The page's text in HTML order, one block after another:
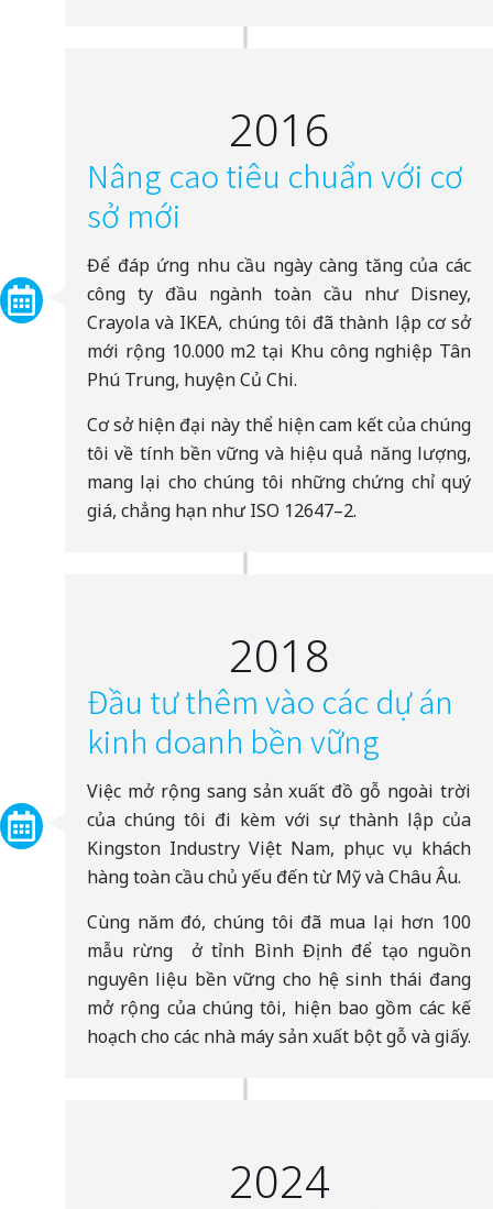
2016
Nâng cao tiêu chuẩn với cơ
sở mới
Để đáp ứng nhu cầu ngày càng tăng của các
công ty đầu ngành toàn cầu như Disney,
Crayola và IKEA, chúng tôi đã thành lập cơ sở
mới rộng 10.000 m2 tại Khu công nghiệp Tân
Phú Trung, huyện Củ Chi.
Cơ sở hiện đại này thể hiện cam kết của chúng
tôi về tính bền vững và hiệu quả năng lượng,
mang lại cho chúng tôi những chứng chỉ quý
giá, chẳng hạn như ISO 12647–2.
2018
Đầu tư thêm vào các dự án
kinh doanh bền vững
Việc mở rộng sang sản xuất đồ gỗ ngoài trời
của chúng tôi đi kèm với sự thành lập của
Kingston Industry Việt Nam, phục vụ khách
hàng toàn cầu chủ yếu đến từ Mỹ và Châu Âu.
Cùng năm đó, chúng tôi đã mua lại hơn 100
mẫu rừng ở tỉnh Bình Định để tạo nguồn
nguyên liệu bền vững cho hệ sinh thái đang
mở rộng của chúng tôi, hiện bao gồm các kế
hoạch cho các nhà máy sản xuất bột gỗ và giấy.
2024